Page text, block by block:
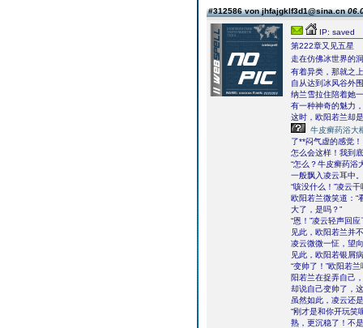
#312586 von jhfajgklf3d1@sina.cn
IP: saved
第222章又见五星
走在仿佛冰世界的
有着异类，那就之
自从达到冰风谷外
纳兰雪拉住陪着她
有一种神奇的魅力
这时，欧阳若兰却
牛皮癣药浴大
了**闷气虚的感觉！
怎么会这样！我到
“怎么？牛皮癣药浴
一般飘入凌云耳中。
“咳没什么！”凌云
欧阳若兰微笑道：“
大了，是吗？”
“恩！”凌云轻声回
见此，欧阳若兰并
凌云微微一怔，望
见此，欧阳若银屑
“变帅了！”欧阳若
阳若兰在捉弄自己
却说自己变帅了，
虽然如此，凌云还
“刚才是和你开玩笑
熟，更沉稳了！不